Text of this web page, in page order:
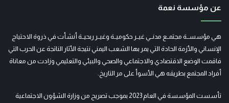
عن مؤسسة نعمة
هي مؤسســة مجتمــع مدنــي غيــر حكوميــة وغيــر ربحيــة أنشأت في ذروة الاحتياج
الإنساني والأزمة الحادة التي يمر بها الشعب اليمني نتيجة الأثار الناتجة عن الحرب التي
فاقمت الوضع الاقتصادي والاجتماعي والصحي والبيئي والتعليمي وزادت من معاناة
أفراد المجتمع بطريقه هي الأسوأ على مر التاريخ.
تأسست المؤسسة في العام 2023 بموجب تصريح من وزارة الشؤون الاجتماعية